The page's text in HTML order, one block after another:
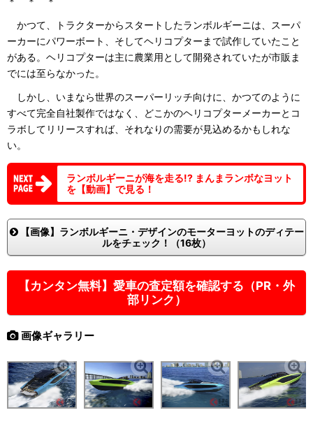
かつて、トラクターからスタートしたランボルギーニは、スーパ
ーカーにパワーボート、そしてヘリコプターまで試作していたこと
がある。ヘリコプターは主に農業用として開発されていたが市販ま
でには至らなかった。
しかし、いまなら世界のスーパーリッチ向けに、かつてのように
すべて完全自社製作ではなく、どこかのヘリコプターメーカーとコ
ラボしてリリースすれば、それなりの需要が見込めるかもしれな
い。
ランボルギーニが海を走る!? まんまランボなヨット
を【動画】で見る！
【画像】ランボルギーニ・デザインのモーターヨットのディテー
ルをチェック！（16枚）
【カンタン無料】愛車の査定額を確認する（PR・外
部リンク）
画像ギャラリー